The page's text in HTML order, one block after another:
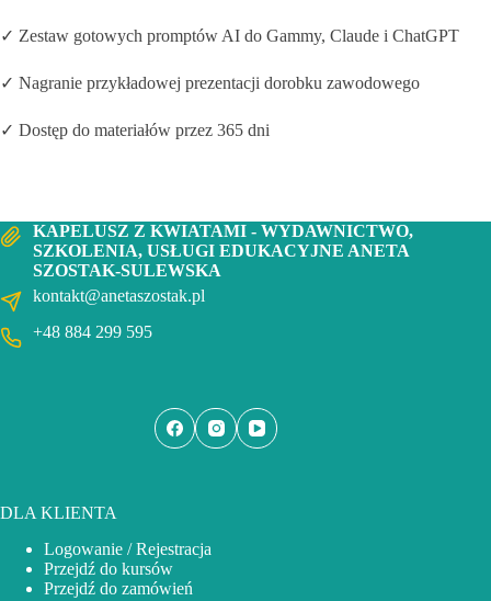
✓ Zestaw gotowych promptów AI do Gammy, Claude i ChatGPT
✓ Nagranie przykładowej prezentacji dorobku zawodowego
✓ Dostęp do materiałów przez 365 dni
KAPELUSZ Z KWIATAMI - WYDAWNICTWO,
SZKOLENIA, USŁUGI EDUKACYJNE ANETA
SZOSTAK-SULEWSKA
kontakt@anetaszostak.pl
+48 884 299 595
DLA KLIENTA
Logowanie / Rejestracja
Przejdź do kursów
Przejdź do zamówień